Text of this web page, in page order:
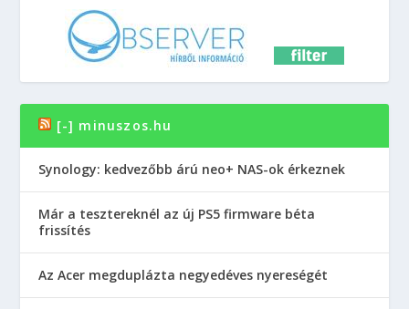
[-] minuszos.hu
Synology: kedvezőbb árú neo+ NAS-ok érkeznek
Már a tesztereknél az új PS5 firmware béta
frissítés
Az Acer megduplázta negyedéves nyereségét